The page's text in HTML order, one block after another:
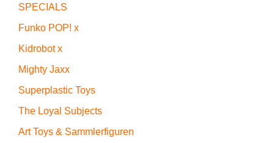
SPECIALS
Funko POP! x
Kidrobot x
Mighty Jaxx
Superplastic Toys
The Loyal Subjects
Art Toys & Sammlerfiguren